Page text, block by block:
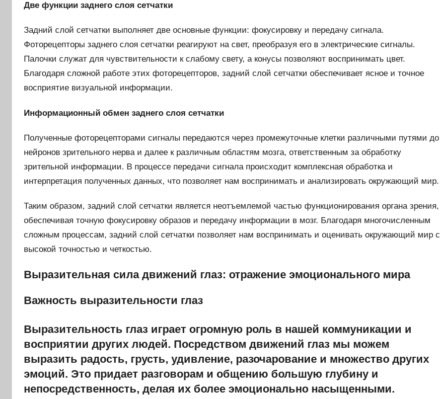
Две функции заднего слоя сетчатки
Задний слой сетчатки выполняет две основные функции: фокусировку и передачу сигнала.
Фоторецепторы заднего слоя сетчатки реагируют на свет, преобразуя его в электрические сигналы.
Палочки служат для чувствительности к слабому свету, а конусы позволяют воспринимать цвет.
Благодаря сложной работе этих фоторецепторов, задний слой сетчатки обеспечивает ясное и точное
восприятие визуальной информации.
Информационный обмен заднего слоя сетчатки
Полученные фоторецепторами сигналы передаются через промежуточные клетки различными путями до
нейронов зрительного нерва и далее к различным областям мозга, ответственным за обработку
зрительной информации. В процессе передачи сигнала происходит комплексная обработка и
интерпретация полученных данных, что позволяет нам воспринимать и анализировать окружающий мир.
Таким образом, задний слой сетчатки является неотъемлемой частью функционирования органа зрения,
обеспечивая точную фокусировку образов и передачу информации в мозг. Благодаря многочисленным
сложным процессам, задний слой сетчатки позволяет нам воспринимать и оценивать окружающий мир с
высокой точностью и четкостью.
Выразительная сила движений глаз: отражение эмоционального мира
Важность выразительности глаз
Выразительность глаз играет огромную роль в нашей коммуникации и
восприятии других людей. Посредством движений глаз мы можем
выразить радость, грусть, удивление, разочарование и множество других
эмоций. Это придает разговорам и общению большую глубину и
непосредственность, делая их более эмоционально насыщенными.